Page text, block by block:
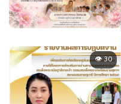
👁 30